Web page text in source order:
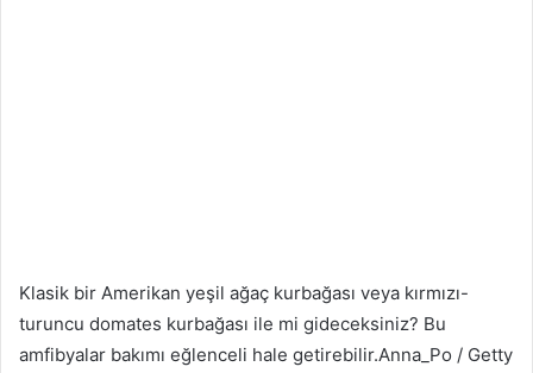
Klasik bir Amerikan yeşil ağaç kurbağası veya kırmızı-
turuncu domates kurbağası ile mi gideceksiniz? Bu
amfibyalar bakımı eğlenceli hale getirebilir.Anna_Po / Getty